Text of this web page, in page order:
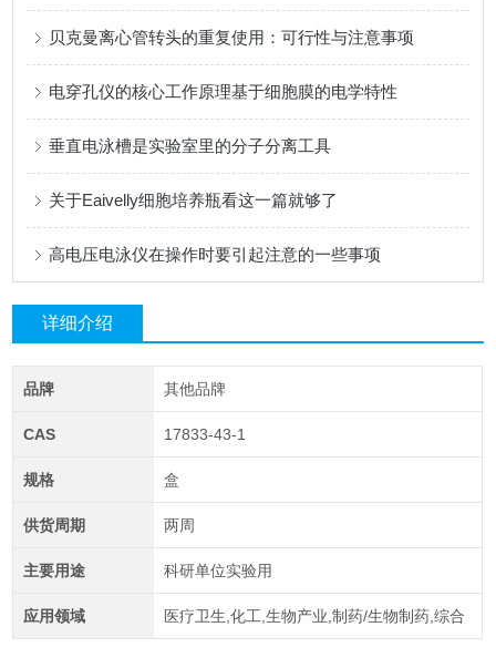
贝克曼离心管转头的重复使用：可行性与注意事项
电穿孔仪的核心工作原理基于细胞膜的电学特性
垂直电泳槽是实验室里的分子分离工具
关于Eaivelly细胞培养瓶看这一篇就够了
高电压电泳仪在操作时要引起注意的一些事项
详细介绍
品牌 其他品牌
CAS 17833-43-1
规格 盒
供货周期 两周
主要用途 科研单位实验用
应用领域 医疗卫生,化工,生物产业,制药/生物制药,综合